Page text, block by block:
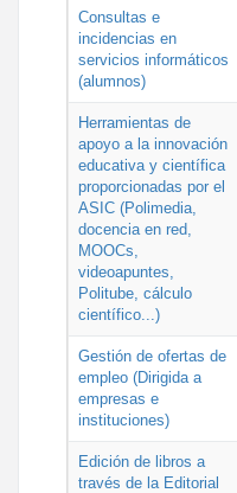
Consultas e
incidencias en
servicios informáticos
(alumnos)
Herramientas de
apoyo a la innovación
educativa y científica
proporcionadas por el
ASIC (Polimedia,
docencia en red,
MOOCs,
videoapuntes,
Politube, cálculo
científico...)
Gestión de ofertas de
empleo (Dirigida a
empresas e
instituciones)
Edición de libros a
través de la Editorial